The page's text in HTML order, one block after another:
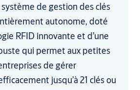
système de gestion des clés
autonome, doté
RFID innovante et d’une
qui permet aux petites
de gérer
jusqu’à 21 clés ou